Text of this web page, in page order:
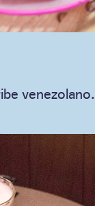
venezolano.